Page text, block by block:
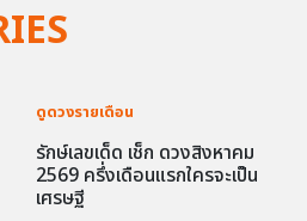
ดูดวงรายเดือน
รักษ์เลขเด็ด เช็ก ดวงสิงหาคม
2569 ครึ่งเดือนแรกใครจะเป็น
เศรษฐี